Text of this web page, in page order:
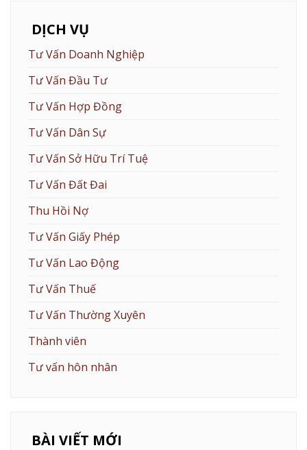
DỊCH VỤ
Tư Vấn Doanh Nghiệp
Tư Vấn Đầu Tư
Tư Vấn Hợp Đồng
Tư Vấn Dân Sự
Tư Vấn Sở Hữu Trí Tuệ
Tư Vấn Đất Đai
Thu Hồi Nợ
Tư Vấn Giấy Phép
Tư Vấn Lao Động
Tư Vấn Thuế
Tư Vấn Thường Xuyên
Thành viên
Tư vấn hôn nhân
BÀI VIẾT MỚI